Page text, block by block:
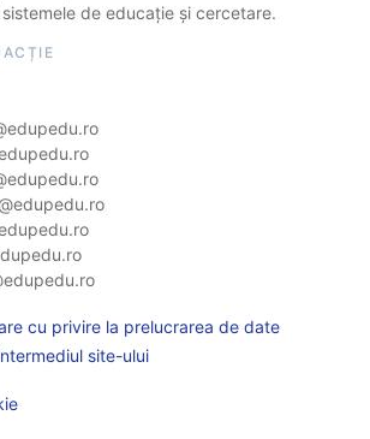
de educație și cercetare.
cu privire la prelucrarea de date
site-ului